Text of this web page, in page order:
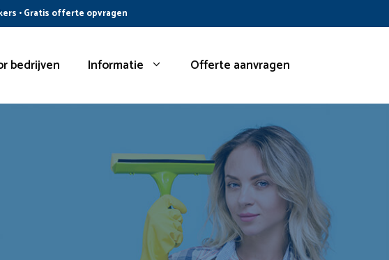
• Gratis offerte opvragen
bedrijven Informatie Offerte aanvragen